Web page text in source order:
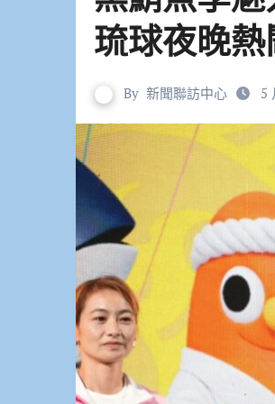
琉球夜晚
By 新聞聯訪中心 5